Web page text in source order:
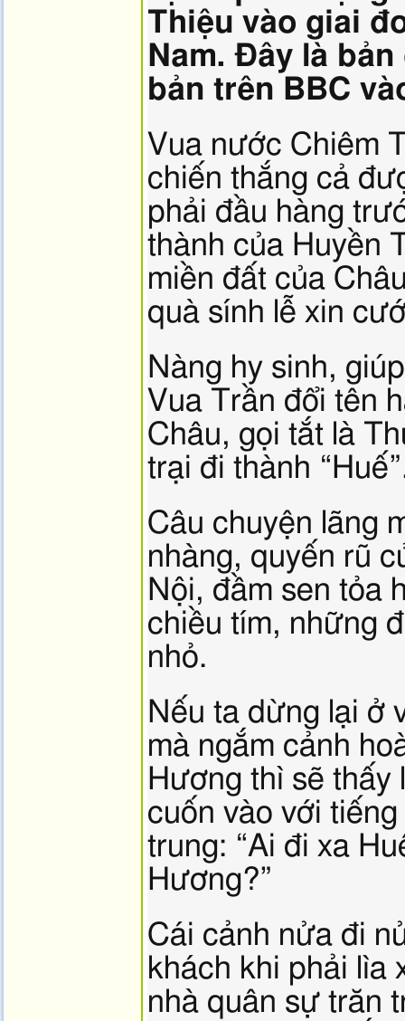
Thiệu vào giai
Nam. Đây là
bản trên BBC
Vua nước Chiêm
chiến thắng cả
phải đầu hàng
thành của Huyền
miền đất của
quà sính lễ xin
Nàng hy sinh,
Vua Trần đổi tên
Châu, gọi tắt là
trại đi thành
Câu chuyện lãng
nhàng, quyến rũ
Nội, đầm sen tỏa
chiều tím, những
nhỏ.
Nếu ta dừng lại ở
mà ngắm cảnh
Hương thì sẽ thấy
cuốn vào với
trung: “Ai đi xa
Hương?”
Cái cảnh nửa đi
khách khi phải lìa
nhà quân sự trăn